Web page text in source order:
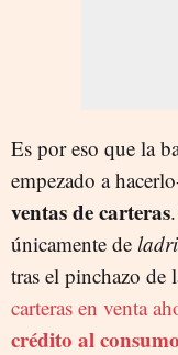
Es por eso que la
empezado a
ventas de carteras
únicamente de
tras el pinchazo
carteras en venta
crédito al consumo